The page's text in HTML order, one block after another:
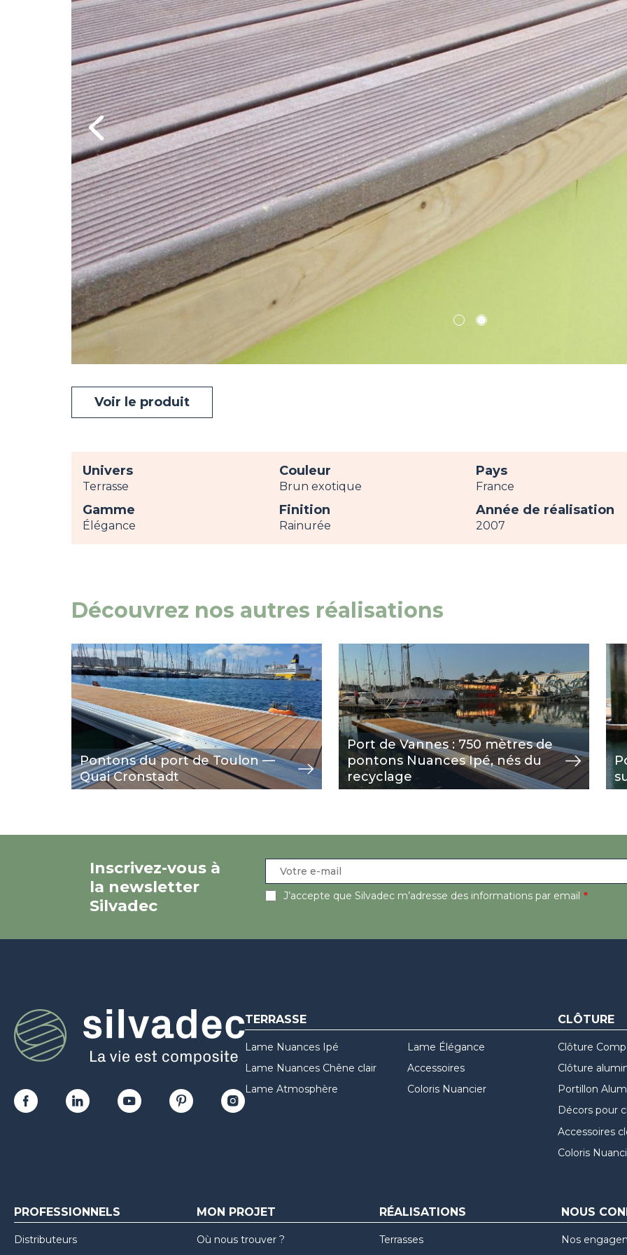
Previous
1 2
Voir le produit
Univers
Terrasse
Gamme
Élégance
Couleur
Brun exotique
Finition
Rainurée
Pays
France
Année de réalisation
2007
Découvrez nos autres réalisations
Pontons du port de Toulon —
Quai Cronstadt
Image
view
Port de Vannes : 750 mètres de
pontons Nuances Ipé, nés du
recyclage
Image
view
Inscrivez-vous à
la newsletter
Silvadec
J’accepte que Silvadec m’adresse des informations par email
TERRASSE
Lame Nuances Ipé
Lame Nuances Chêne clair
Lame Atmosphère
Lame Élégance
Accessoires
Coloris Nuancier
CLÔTURE
Clôture
Clôture
Portillon
Décors pour
Accessoires
Coloris
PROFESSIONNELS
Distributeurs
MON PROJET
Où nous trouver ?
RÉALISATIONS
Terrasses
NOUS
Nos